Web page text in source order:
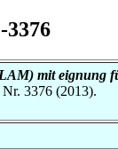
mit eignung
3376 (2013).